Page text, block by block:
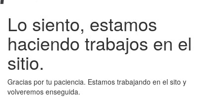
Lo siento, estamos
haciendo trabajos en el
sitio.
Gracias por tu paciencia. Estamos trabajando en el sito y
volveremos enseguida.